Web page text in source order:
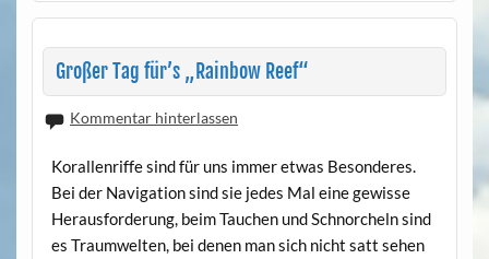
Großer Tag für’s „Rainbow Reef“
Kommentar hinterlassen
Korallenriffe sind für uns immer etwas Besonderes.
Bei der Navigation sind sie jedes Mal eine gewisse
Herausforderung, beim Tauchen und Schnorcheln sind
es Traumwelten, bei denen man sich nicht satt sehen